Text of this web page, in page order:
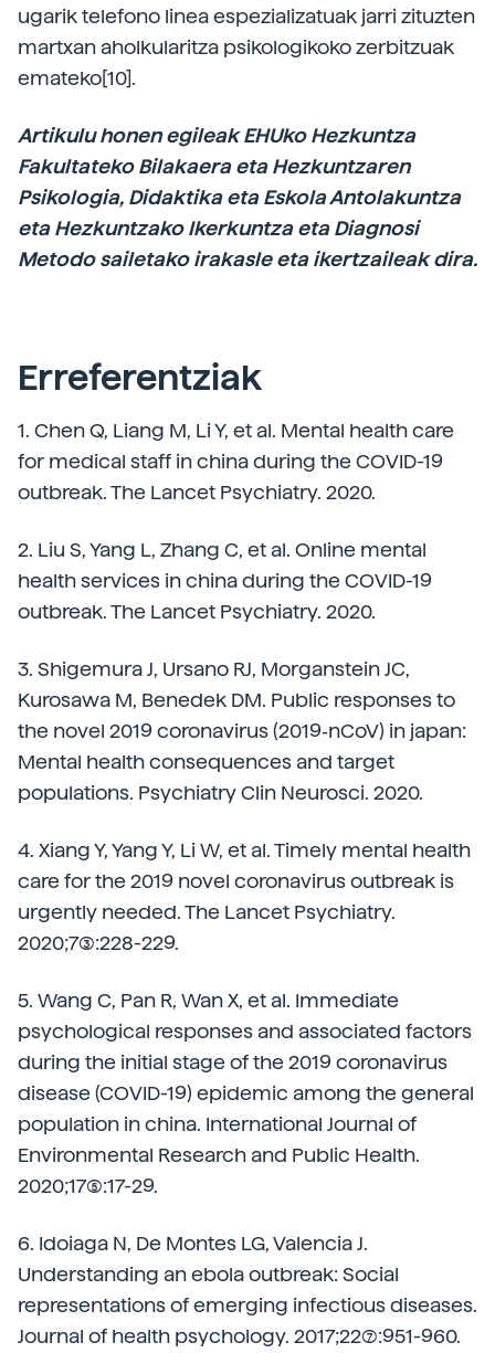
ugarik telefono linea espezializatuak jarri zituzten
martxan aholkularitza psikologikoko zerbitzuak
emateko[10].
Artikulu honen egileak EHUko Hezkuntza
Fakultateko Bilakaera eta Hezkuntzaren
Psikologia, Didaktika eta Eskola Antolakuntza
eta Hezkuntzako Ikerkuntza eta Diagnosi
Metodo sailetako irakasle eta ikertzaileak dira.
Erreferentziak
1. Chen Q, Liang M, Li Y, et al. Mental health care
for medical staff in china during the COVID-19
outbreak. The Lancet Psychiatry. 2020.
2. Liu S, Yang L, Zhang C, et al. Online mental
health services in china during the COVID-19
outbreak. The Lancet Psychiatry. 2020.
3. Shigemura J, Ursano RJ, Morganstein JC,
Kurosawa M, Benedek DM. Public responses to
the novel 2019 coronavirus (2019‐nCoV) in japan:
Mental health consequences and target
populations. Psychiatry Clin Neurosci. 2020.
4. Xiang Y, Yang Y, Li W, et al. Timely mental health
care for the 2019 novel coronavirus outbreak is
urgently needed. The Lancet Psychiatry.
2020;7(3):228-229.
5. Wang C, Pan R, Wan X, et al. Immediate
psychological responses and associated factors
during the initial stage of the 2019 coronavirus
disease (COVID-19) epidemic among the general
population in china. International Journal of
Environmental Research and Public Health.
2020;17(5):17-29.
6. Idoiaga N, De Montes LG, Valencia J.
Understanding an ebola outbreak: Social
representations of emerging infectious diseases.
Journal of health psychology. 2017;22(7):951-960.